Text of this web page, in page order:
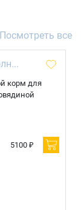
Посмотреть все
корм для
5100 ₽